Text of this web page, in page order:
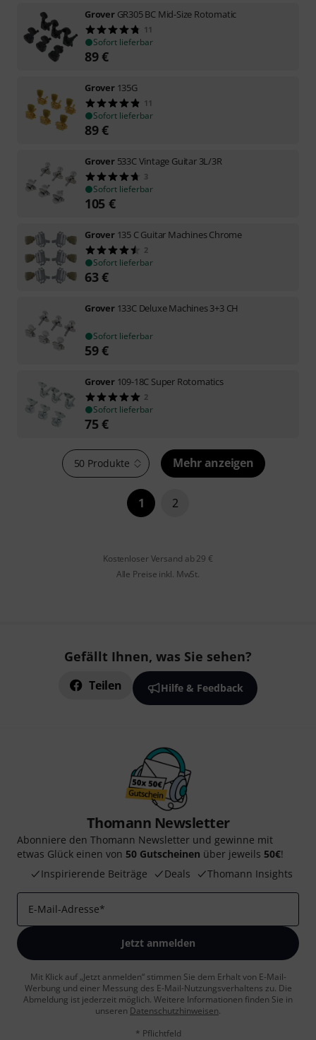
Grover GR305 BC Mid-Size Rotomatic
11
Sofort lieferbar
89€
Grover 135G
11
Sofort lieferbar
89€
Grover 533C Vintage Guitar 3L/3R
3
Sofort lieferbar
105 €
Grover 135 C Guitar Machines Chrome
2
Sofort lieferbar
63€
Grover 133C Deluxe Machines 3+3 CH
Sofort lieferbar
59€
Grover 109-18C Super Rotomatics
2
Sofort lieferbar
75€
50 Produkte Mehr anzeigen
1 2
Kostenloser Versand ab 29 €
Alle Preise inkl. MwSt.
Gefällt Ihnen, was Sie sehen?
Teilen Hilfe & Feedback
Thomann Newsletter
Abonniere den Thomann Newsletter und gewinne mit
etwas Glück einen von 50 Gutscheinen über jeweils 50€!
Inspirierende Beiträge
Deals Thomann Insights
E-Mail-Adresse*
Jetzt anmelden
Mit Klick auf „Jetzt anmelden“ stimmen Sie dem Erhalt von E-Mail-
Werbung und einer Messung des E-Mail-Nutzungsverhaltens zu. Die
Abmeldung ist jederzeit möglich. Weitere Informationen finden Sie in
unseren Datenschutzhinweisen.
* Pflichtfeld